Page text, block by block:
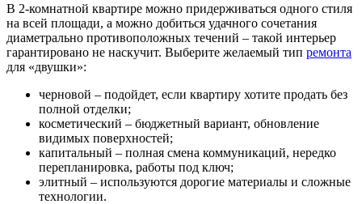
В 2-комнатной квартире можно придерживаться одного стиля
на всей площади, а можно добиться удачного сочетания
диаметрально противоположных течений – такой интерьер
гарантировано не наскучит. Выберите желаемый тип ремонта
для «двушки»:
черновой – подойдет, если квартиру хотите продать без
полной отделки;
косметический – бюджетный вариант, обновление
видимых поверхностей;
капитальный – полная смена коммуникаций, нередко
перепланировка, работы под ключ;
элитный – используются дорогие материалы и сложные
технологии.